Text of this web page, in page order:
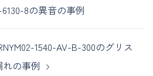
8の異音の事例
1540-AV-B-300のグリス
れの事例